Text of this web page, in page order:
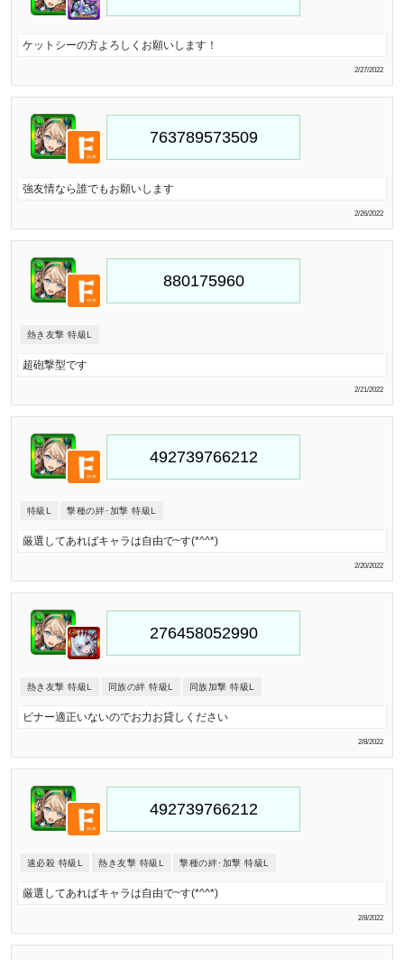
ケットシーの方よろしくお願いします！
2/27/2022
強友情なら誰でもお願いします
2/26/2022
熱き友撃 特級L
超砲撃型です
2/21/2022
特級L 撃種の絆･加撃 特級L
厳選してあればキャラは自由で~す(*^^*)
2/20/2022
熱き友撃 特級L 同族の絆 特級L 同族加撃 特級L
ビナー適正いないのでお力お貸しください
2/8/2022
速必殺 特級L 熱き友撃 特級L 撃種の絆･加撃 特級L
厳選してあればキャラは自由で~す(*^^*)
2/8/2022